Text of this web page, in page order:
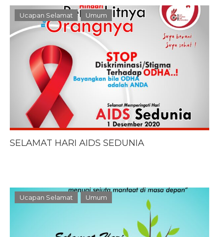
Ucapan Selamat Umum
SELAMAT HARI AIDS SEDUNIA
Ucapan Selamat Umum